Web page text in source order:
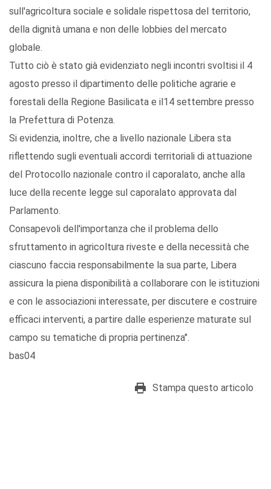
sull'agricoltura sociale e solidale rispettosa del territorio,
della dignità umana e non delle lobbies del mercato
globale.
Tutto ciò è stato già evidenziato negli incontri svoltisi il 4
agosto presso il dipartimento delle politiche agrarie e
forestali della Regione Basilicata e il14 settembre presso
la Prefettura di Potenza.
Si evidenzia, inoltre, che a livello nazionale Libera sta
riflettendo sugli eventuali accordi territoriali di attuazione
del Protocollo nazionale contro il caporalato, anche alla
luce della recente legge sul caporalato approvata dal
Parlamento.
Consapevoli dell'importanza che il problema dello
sfruttamento in agricoltura riveste e della necessità che
ciascuno faccia responsabilmente la sua parte, Libera
assicura la piena disponibilità a collaborare con le istituzioni
e con le associazioni interessate, per discutere e costruire
efficaci interventi, a partire dalle esperienze maturate sul
campo su tematiche di propria pertinenza".
bas04
Stampa questo articolo